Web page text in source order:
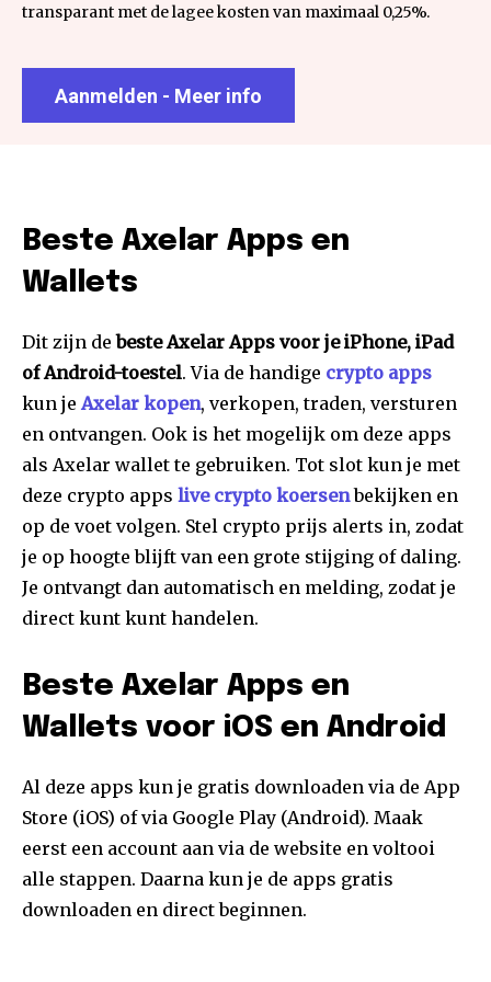
transparant met de lagee kosten van maximaal 0,25%.
Aanmelden - Meer info
Beste Axelar Apps en
Wallets
Dit zijn debeste Axelar Apps voor je iPhone, iPad
of Android-toestel. Via de handige crypto apps
kun je Axelar kopen, verkopen, traden, versturen
en ontvangen. Ook is het mogelijk om deze apps
als Axelar wallet te gebruiken. Tot slot kun je met
deze crypto apps live crypto koersenbekijken en
op de voet volgen. Stel crypto prijs alerts in, zodat
je op hoogte blijft van een grote stijging of daling.
Je ontvangt dan automatisch en melding, zodat je
direct kunt kunt handelen.
Beste Axelar Apps en
Wallets voor iOS en Android
Al deze apps kun je gratis downloaden via de App
Store (iOS) of via Google Play (Android). Maak
eerst een account aan via de website en voltooi
alle stappen. Daarna kun je de apps gratis
downloaden en direct beginnen.